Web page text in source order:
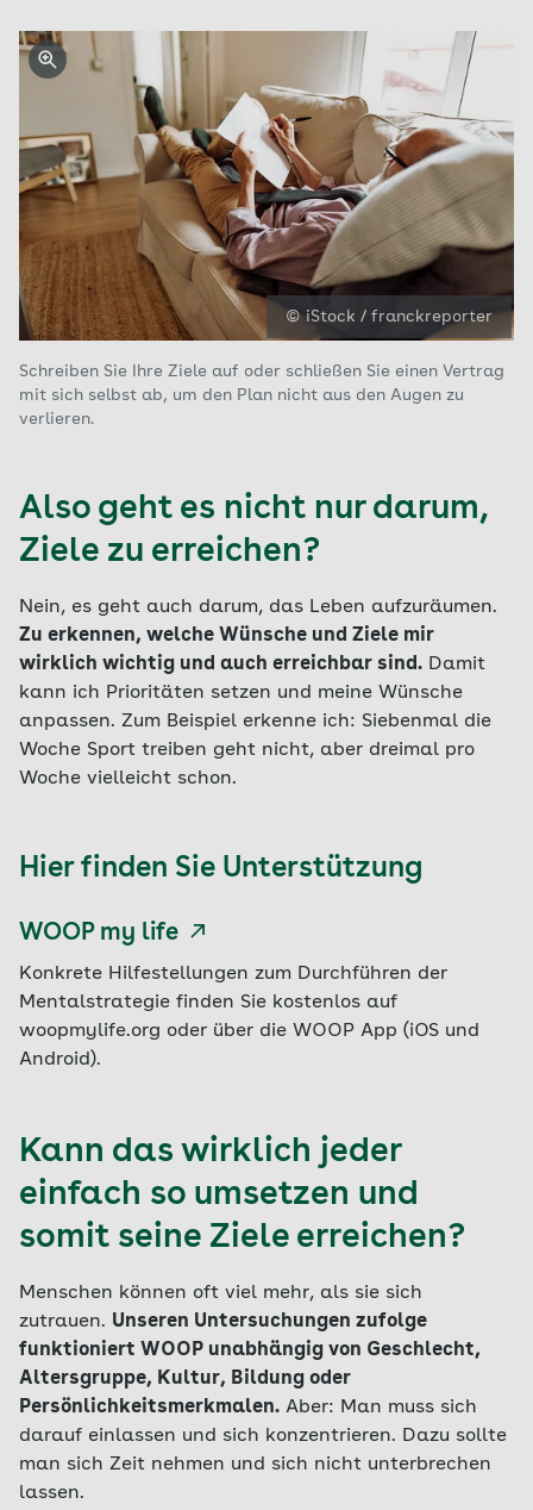
© iStock / franckreporter
Schreiben Sie Ihre Ziele auf oder schließen Sie einen Vertrag
mit sich selbst ab, um den Plan nicht aus den Augen zu
verlieren.
Also geht es nicht nur darum,
Ziele zu erreichen?
Nein, es geht auch darum, das Leben aufzuräumen.
Zu erkennen, welche Wünsche und Ziele mir
wirklich wichtig und auch erreichbar sind. Damit
kann ich Prioritäten setzen und meine Wünsche
anpassen. Zum Beispiel erkenne ich: Siebenmal die
Woche Sport treiben geht nicht, aber dreimal pro
Woche vielleicht schon.
Hier finden Sie Unterstützung
WOOP my life
Konkrete Hilfestellungen zum Durchführen der
Mentalstrategie finden Sie kostenlos auf
woopmylife.org oder über die WOOP App (iOS und
Android).
Kann das wirklich jeder
einfach so umsetzen und
somit seine Ziele erreichen?
Menschen können oft viel mehr, als sie sich
zutrauen. Unseren Untersuchungen zufolge
funktioniert WOOP unabhängig von Geschlecht,
Altersgruppe, Kultur, Bildung oder
Persönlichkeitsmerkmalen. Aber: Man muss sich
darauf einlassen und sich konzentrieren. Dazu sollte
man sich Zeit nehmen und sich nicht unterbrechen
lassen.